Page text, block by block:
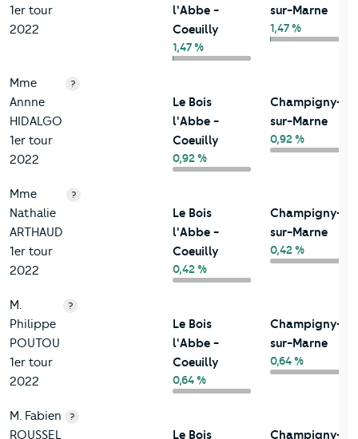
1er tour
2022
l'Abbe -
Coeuilly
1,47 %
sur-Marne
1,47 %
Mme
Annne
HIDALGO
1er tour
2022
?
Le Bois
l'Abbe -
Coeuilly
0,92 %
Champigny-
sur-Marne
0,92 %
Mme
Nathalie
ARTHAUD
1er tour
2022
?
Le Bois
l'Abbe -
Coeuilly
0,42 %
Champigny-
sur-Marne
0,42 %
M.
Philippe
POUTOU
1er tour
2022
?
Le Bois
l'Abbe -
Coeuilly
0,64 %
Champigny-
sur-Marne
0,64 %
M. Fabien
ROUSSEL
?
Le Bois Champigny-